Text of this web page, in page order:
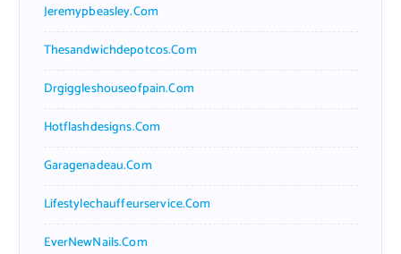
Jeremypbeasley.com
Thesandwichdepotcos.com
Drgiggleshouseofpain.com
Hotflashdesigns.com
Garagenadeau.com
Lifestylechauffeurservice.com
EverNewNails.com